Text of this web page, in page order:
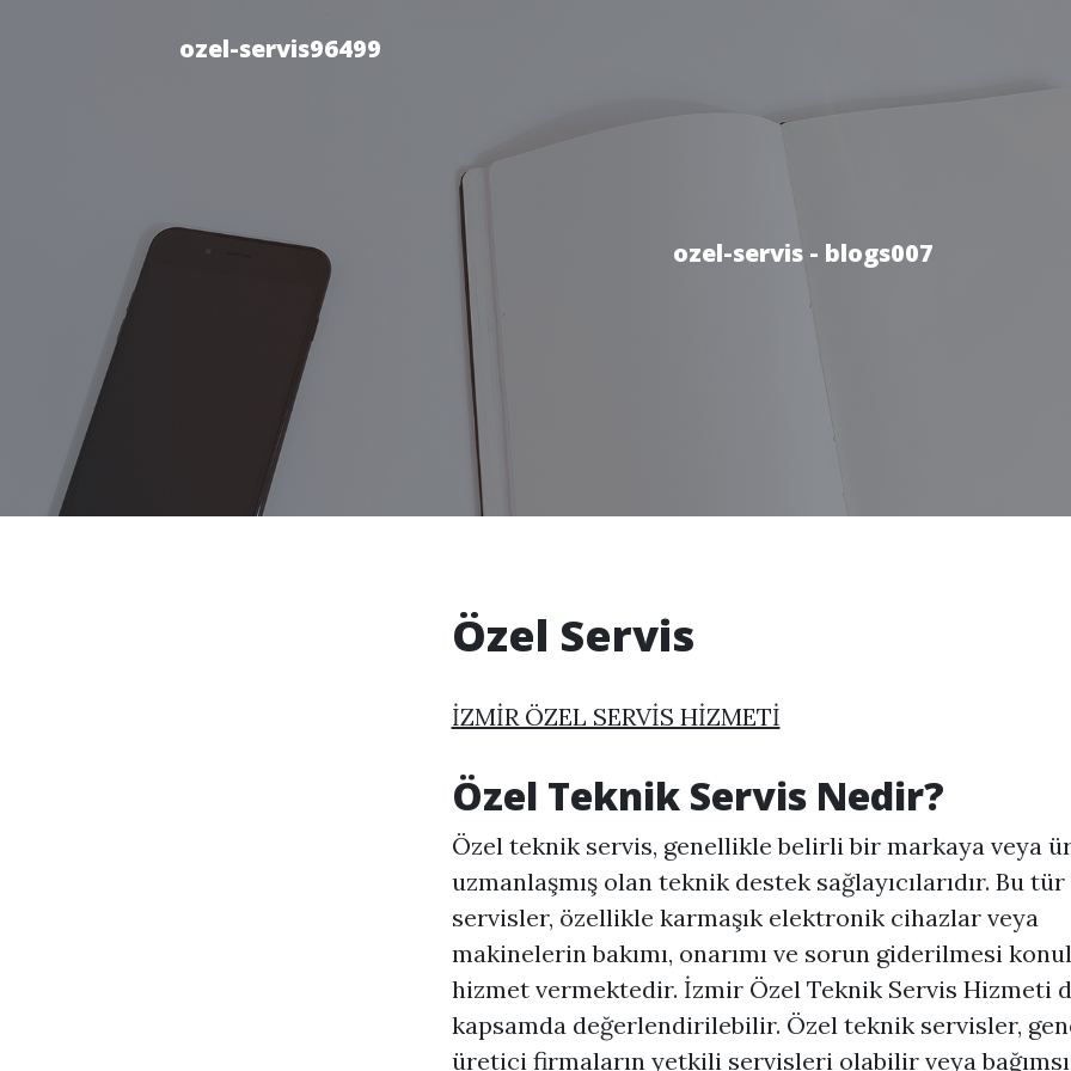
ozel-servis96499
ozel-servis - blogs007
Özel Servis
İZMİR ÖZEL SERVİS HİZMETİ
Özel Teknik Servis Nedir?
Özel teknik servis, genellikle belirli bir markaya veya
uzmanlaşmış olan teknik destek sağlayıcılarıdır. Bu tür
servisler, özellikle karmaşık elektronik cihazlar veya
makinelerin bakımı, onarımı ve sorun giderilmesi
hizmet vermektedir. İzmir Özel Teknik Servis Hizmeti
kapsamda değerlendirilebilir. Özel teknik servisler,
üretici firmaların yetkili servisleri olabilir veya